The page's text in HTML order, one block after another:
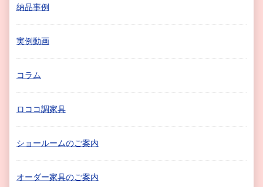
納品事例
実例動画
コラム
ロココ調家具
ショールームのご案内
オーダー家具のご案内